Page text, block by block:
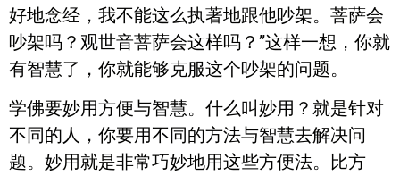
好地念经，我不能这么执著地跟他吵架。菩萨会
吵架吗？观世音菩萨会这样吗？”这样一想，你就
有智慧了，你就能够克服这个吵架的问题。
学佛要妙用方便与智慧。什么叫妙用？就是针对
不同的人，你要用不同的方法与智慧去解决问
题。妙用就是非常巧妙地用这些方便法。比方